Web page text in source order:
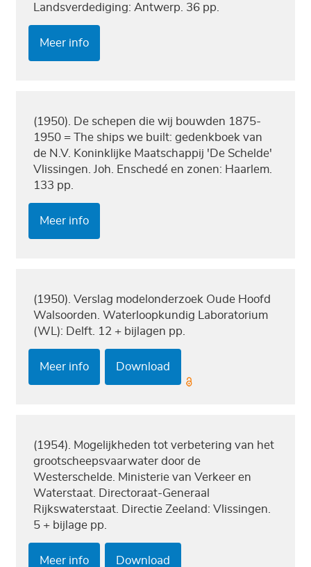
Landsverdediging: Antwerp. 36 pp.
Meer info
(1950). De schepen die wij bouwden 1875-
1950 = The ships we built: gedenkboek van
de N.V. Koninklijke Maatschappij 'De Schelde'
Vlissingen. Joh. Enschedé en zonen: Haarlem.
133 pp.
Meer info
(1950). Verslag modelonderzoek Oude Hoofd
Walsoorden. Waterloopkundig Laboratorium
(WL): Delft. 12 + bijlagen pp.
Meer info Download
(1954). Mogelijkheden tot verbetering van het
grootscheepsvaarwater door de
Westerschelde. Ministerie van Verkeer en
Waterstaat. Directoraat-Generaal
Rijkswaterstaat. Directie Zeeland: Vlissingen.
5 + bijlage pp.
Meer info Download